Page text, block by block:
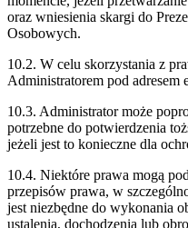
oraz wniesienia skargi do
Osobowych.
10.2. W celu skorzystania z
Administratorem pod adresem
10.3. Administrator może
potrzebne do potwierdzenia
jeżeli jest to konieczne dla
10.4. Niektóre prawa mogą
przepisów prawa, w
jest niezbędne do wykonania
ustalenia, dochodzenia lub